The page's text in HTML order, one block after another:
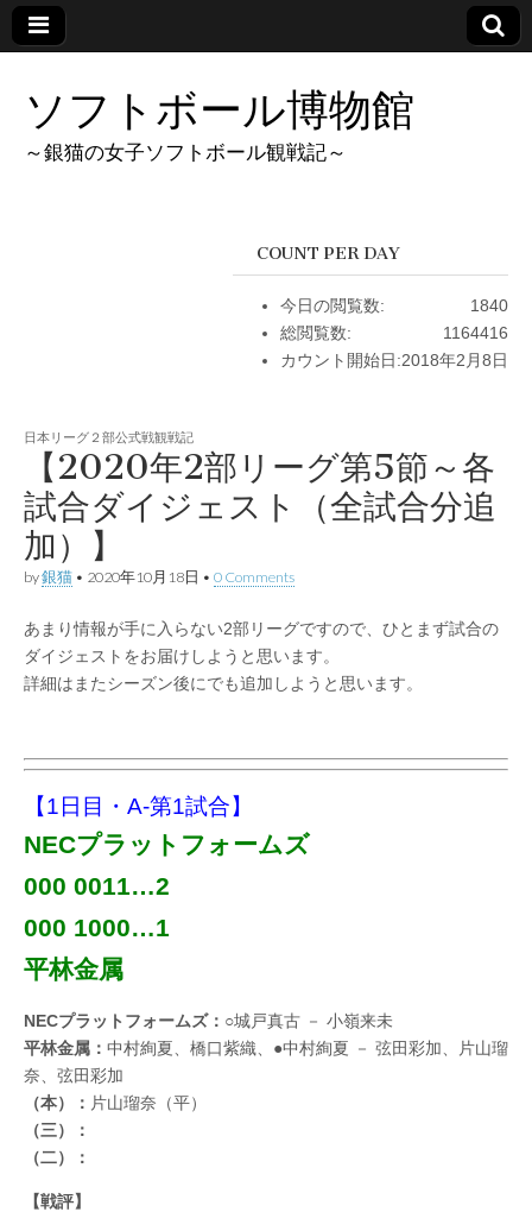
ソフトボール博物館
～銀猫の女子ソフトボール観戦記～
COUNT PER DAY
1840
今日の閲覧数:
1164416
総閲覧数:
2018年2月8日
カウント開始日:
日本リーグ２部公式戦観戦記
【2020年2部リーグ第5節～各
試合ダイジェスト（全試合分追
加）】
by銀猫 • 2020年10月18日 • 0 Comments
あまり情報が手に入らない2部リーグですので、ひとまず試合の
ダイジェストをお届けしようと思います。
詳細はまたシーズン後にでも追加しようと思います。
【1日目・A-第1試合】
NECプラットフォームズ
000 0011…2
000 1000…1
平林金属
NECプラットフォームズ： ○城戸真古 － 小嶺来未
平林金属： 中村絢夏、橋口紫織、●中村絢夏 － 弦田彩加、片山瑠
奈、弦田彩加
（本）： 片山瑠奈（平）
（三）：
（二）：
【戦評】